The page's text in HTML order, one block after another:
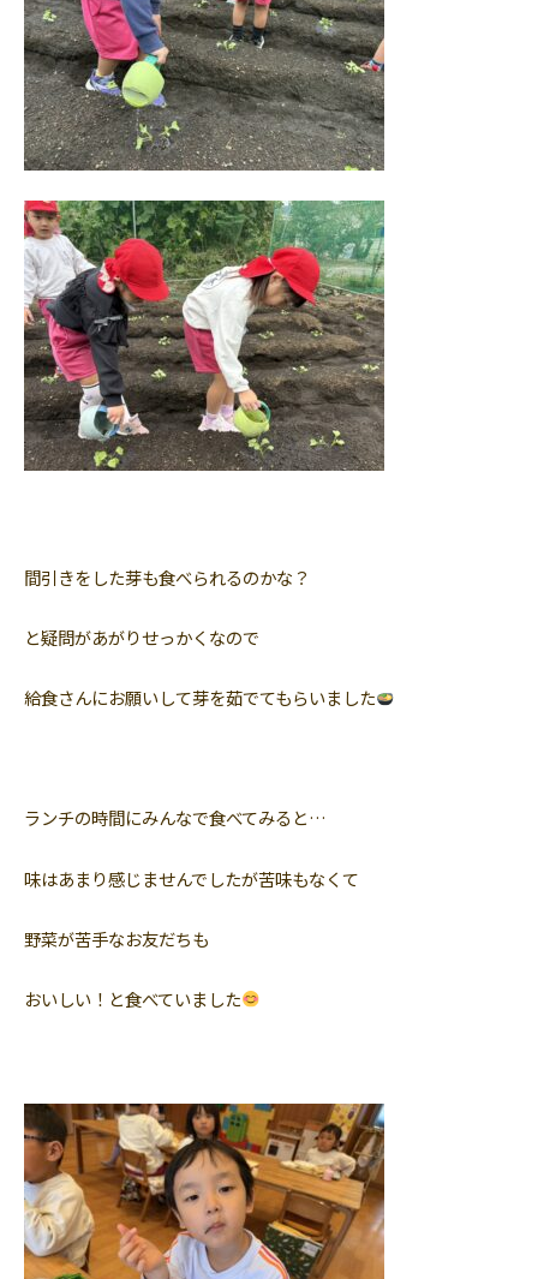
間引きをした芽も食べられるのかな？
と疑問があがりせっかくなので
給食さんにお願いして芽を茹でてもらいました
ランチの時間にみんなで食べてみると…
味はあまり感じませんでしたが苦味もなくて
野菜が苦手なお友だちも
おいしい！と食べていました